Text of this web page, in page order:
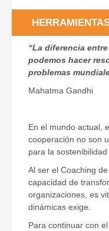
“La diferencia
podemos hacer
problemas
Mahatma Gandhi
En el mundo actual,
cooperación no son
para la
Al ser el Coaching
capacidad de
organizaciones, es
dinámicas exige.
Para continuar con